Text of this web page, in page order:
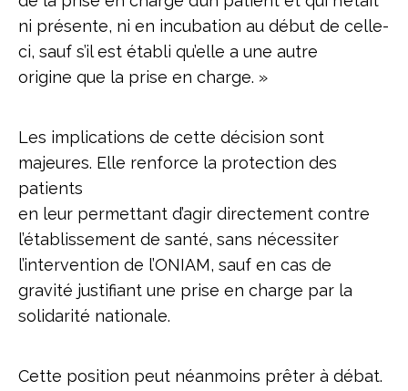
ni présente, ni en incubation au début de celle-
ci, sauf s’il est établi qu’elle a une autre
origine que la prise en charge. »
Les implications de cette décision sont
majeures. Elle renforce la protection des
patients
en leur permettant d’agir directement contre
l’établissement de santé, sans nécessiter
l’intervention de l’ONIAM, sauf en cas de
gravité justifiant une prise en charge par la
solidarité nationale.
Cette position peut néanmoins prêter à débat.